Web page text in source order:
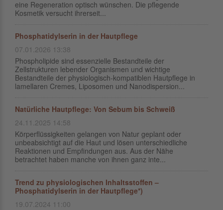
eine Regeneration optisch wünschen. Die pflegende
Kosmetik versucht ihrerseit...
Phosphatidylserin in der Hautpflege
07.01.2026 13:38
Phospholipide sind essenzielle Bestandteile der
Zellstrukturen lebender Organismen und wichtige
Bestandteile der physiologisch-kompatiblen Hautpflege in
lamellaren Cremes, Liposomen und Nanodispersion...
Natürliche Hautpflege: Von Sebum bis Schweiß
24.11.2025 14:58
Körperflüssigkeiten gelangen von Natur geplant oder
unbeabsichtigt auf die Haut und lösen unterschiedliche
Reaktionen und Empfindungen aus. Aus der Nähe
betrachtet haben manche von ihnen ganz inte...
Trend zu physiologischen Inhaltsstoffen –
Phosphatidylserin in der Hautpflege*)
19.07.2024 11:00